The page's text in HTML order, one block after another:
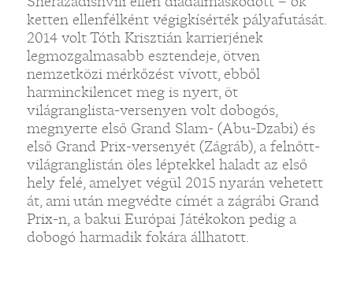
ketten ellenfélként végigkísérték pályafutását.
2014 volt Tóth Krisztián karrierjének
legmozgalmasabb esztendeje, ötven
nemzetközi mérkőzést vívott, ebből
harminckilencet meg is nyert, öt
világranglista-versenyen volt dobogós,
megnyerte első Grand Slam- (Abu-Dzabi) és
első Grand Prix-versenyét (Zágráb), a felnőtt-
világranglistán öles léptekkel haladt az első
hely felé, amelyet végül 2015 nyarán vehetett
át, ami után megvédte címét a zágrábi Grand
Prix-n, a bakui Európai Játékokon pedig a
dobogó harmadik fokára állhatott.